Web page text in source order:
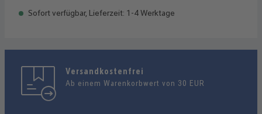
Sofort verfügbar, Lieferzeit: 1-4 Werktage
Versandkostenfrei
Ab einem Warenkorbwert von 30 EUR